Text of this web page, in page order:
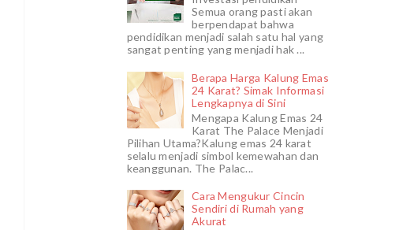
Semua orang pasti akan
berpendapat bahwa
pendidikan menjadi salah satu hal yang
sangat penting yang menjadi hak ...
Berapa Harga Kalung Emas
24 Karat? Simak Informasi
Lengkapnya di Sini
Mengapa Kalung Emas 24
Karat The Palace Menjadi
Pilihan Utama?Kalung emas 24 karat
selalu menjadi simbol kemewahan dan
keanggunan. The Palac...
Cara Mengukur Cincin
Sendiri di Rumah yang
Akurat